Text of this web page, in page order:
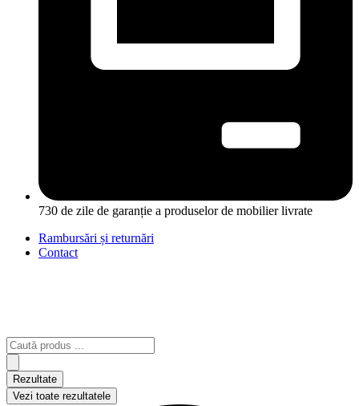
730 de zile de garanție a produselor de mobilier livrate
Rambursări și returnări
Contact
Search
...
Rezultate
Vezi toate rezultatele